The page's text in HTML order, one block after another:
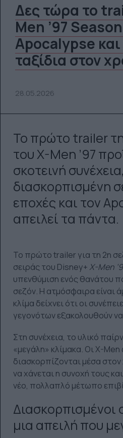
Δες τώρα το
Men ’97
Apocalypse
ταξίδια στον
28.05.2026
Το πρώτο trailer
του X-Men ’97
σκοτεινή
διασκορπισμένη
εποχές και τον
απειλεί τα πάντα.
Το πρώτο trailer για τη 2η
σειράς του Disney+ X-Men
υπενθύμιση ενός θανάτου
σεζόν. Η ατμόσφαιρα είναι
κλίμα δείχνει ότι οι
γεγονότων εξακολουθούν
Στη συνέχεια, το υλικό
«μεγάλη» κλίμακα. Οι X-Men
διασκορπίζονται μέσα
να χάνεται η συνοχή τους
νέο, πολλαπλό μέτωπο
Διασκορπισμένοι
μια απειλή που